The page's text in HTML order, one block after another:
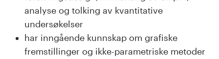
analyse og tolking av kvantitative
undersøkelser
har inngående kunnskap om grafiske
fremstillinger og ikke-parametriske metoder